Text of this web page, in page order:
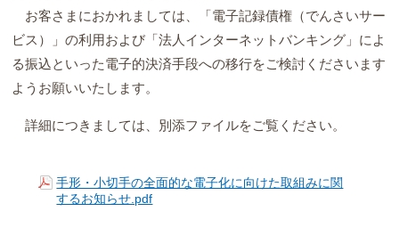
お客さまにおかれましては、「電子記録債権（でんさいサー
ビス）」の利用および「法人インターネットバンキング」によ
る振込といった電子的決済手段への移行をご検討くださいます
ようお願いいたします。
詳細につきましては、別添ファイルをご覧ください。
手形・小切手の全面的な電子化に向けた取組みに関
するお知らせ.pdf